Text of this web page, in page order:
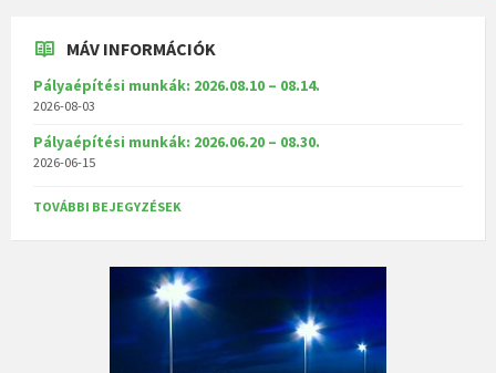
MÁV INFORMÁCIÓK
Pályaépítési munkák: 2026.08.10 – 08.14.
2026-08-03
Pályaépítési munkák: 2026.06.20 – 08.30.
2026-06-15
TOVÁBBI BEJEGYZÉSEK